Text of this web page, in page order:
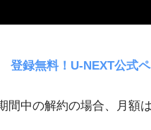
登録無料！U-NEXT公式
間中の解約の場合、月額